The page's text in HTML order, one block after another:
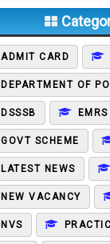
ADMIT CARD
DEPARTMENT OF
DSSSB EMRS
GOVT SCHEME
LATEST NEWS
NEW VACANCY
NVS